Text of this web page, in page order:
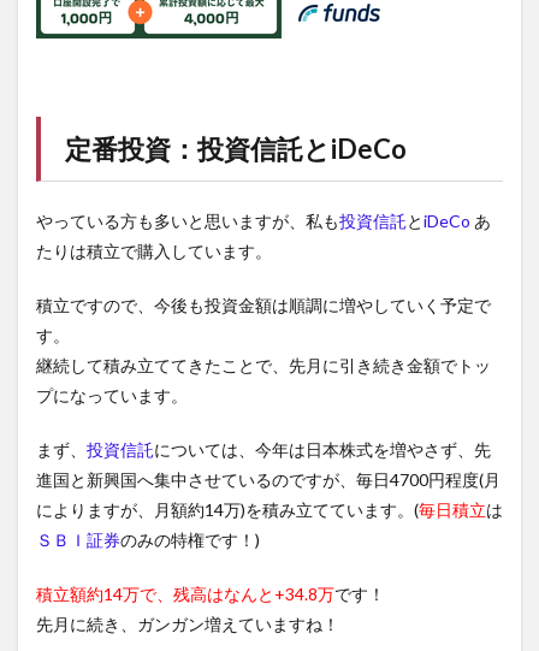
定番投資：投資信託とiDeCo
やっている方も多いと思いますが、私も投資信託とiDeCo あ
たりは積立で購入しています。
積立ですので、今後も投資金額は順調に増やしていく予定で
す。
継続して積み立ててきたことで、先月に引き続き金額でトッ
プになっています。
まず、 投資信託については、今年は日本株式を増やさず、先
進国と新興国へ集中させているのですが、毎日4700円程度(月
によりますが、月額約14万)を積み立てています。(毎日積立は
ＳＢＩ証券のみの特権です！)
積立額約14万で、残高はなんと+34.8万です！
先月に続き、ガンガン増えていますね！